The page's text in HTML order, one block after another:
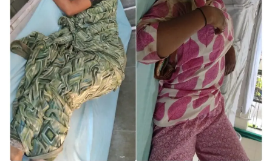
निगरानी